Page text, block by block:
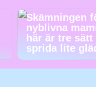
Skämningen
nyblivna
här är tre sätt
sprida lite